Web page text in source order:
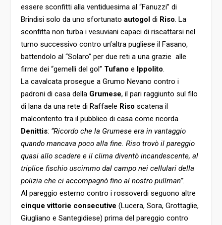
essere sconfitti alla ventiduesima al “Fanuzzi” di
Brindisi solo da uno sfortunatoautogol di Riso. La
sconfitta non turba i vesuviani capaci di riscattarsi nel
turno successivo contro un’altra pugliese il Fasano,
battendolo al “Solaro” per due reti a una grazie alle
firme dei “gemelli del gol” Tufano e Ippolito.
La cavalcata prosegue a Grumo Nevano contro i
padroni di casa della Grumese, il pari raggiunto sul filo
di lana da una rete di Raffaele Riso scatena il
malcontento tra il pubblico di casa come ricorda
Denittis: “Ricordo che la Grumese era in vantaggio
quando mancava poco alla fine. Riso trovò il pareggio
quasi allo scadere e il clima diventò incandescente, al
triplice fischio uscimmo dal campo nei cellulari della
polizia che ci accompagnò fino al nostro pullman”.
Al pareggio esterno contro i rossoverdi seguono altre
cinque vittorie consecutive (Lucera, Sora, Grottaglie,
Giugliano e Santegidiese) prima del pareggio contro